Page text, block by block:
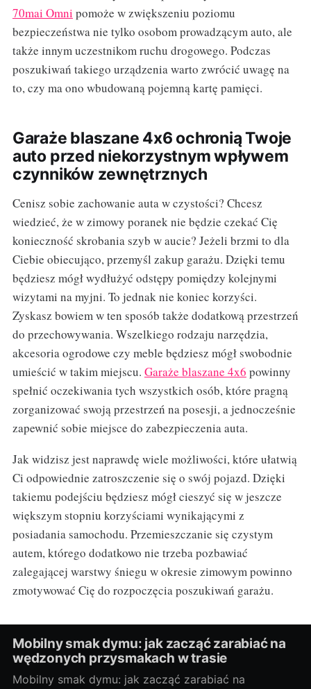
70mai Omni pomoże w zwiększeniu poziomu
bezpieczeństwa nie tylko osobom prowadzącym auto, ale
także innym uczestnikom ruchu drogowego. Podczas
poszukiwań takiego urządzenia warto zwrócić uwagę na
to, czy ma ono wbudowaną pojemną kartę pamięci.
Garaże blaszane 4x6 ochronią Twoje
auto przed niekorzystnym wpływem
czynników zewnętrznych
Cenisz sobie zachowanie auta w czystości? Chcesz
wiedzieć, że w zimowy poranek nie będzie czekać Cię
konieczność skrobania szyb w aucie? Jeżeli brzmi to dla
Ciebie obiecująco, przemyśl zakup garażu. Dzięki temu
będziesz mógł wydłużyć odstępy pomiędzy kolejnymi
wizytami na myjni. To jednak nie koniec korzyści.
Zyskasz bowiem w ten sposób także dodatkową przestrzeń
do przechowywania. Wszelkiego rodzaju narzędzia,
akcesoria ogrodowe czy meble będziesz mógł swobodnie
umieścić w takim miejscu. Garaże blaszane 4x6 powinny
spełnić oczekiwania tych wszystkich osób, które pragną
zorganizować swoją przestrzeń na posesji, a jednocześnie
zapewnić sobie miejsce do zabezpieczenia auta.
Jak widzisz jest naprawdę wiele możliwości, które ułatwią
Ci odpowiednie zatroszczenie się o swój pojazd. Dzięki
takiemu podejściu będziesz mógł cieszyć się w jeszcze
większym stopniu korzyściami wynikającymi z
posiadania samochodu. Przemieszczanie się czystym
autem, którego dodatkowo nie trzeba pozbawiać
zalegającej warstwy śniegu w okresie zimowym powinno
zmotywować Cię do rozpoczęcia poszukiwań garażu.
Mobilny smak dymu: jak zacząć zarabiać na
wędzonych przysmakach w trasie
Mobilny smak dymu: jak zacząć zarabiać na